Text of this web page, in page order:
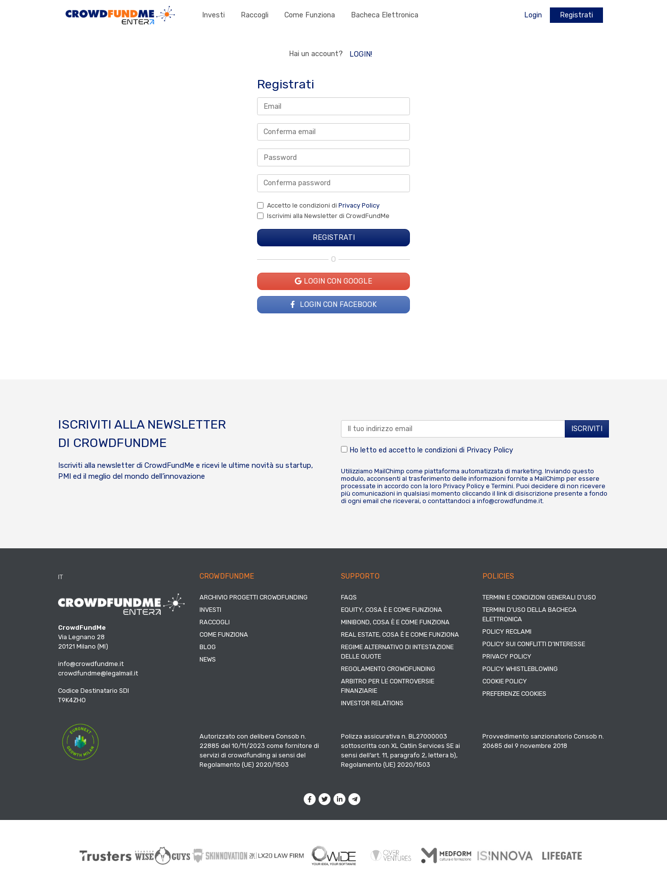
Investi Raccogli Come Funziona Bacheca Elettronica Login Registrati
Hai un account? LOGIN!
Registrati
Accetto le condizioni di Privacy Policy
Iscrivimi alla Newsletter di CrowdFundMe
O
LOGIN CON GOOGLE
LOGIN CON FACEBOOK
ISCRIVITI ALLA NEWSLETTER
DI CROWDFUNDME
Iscriviti alla newsletter di CrowdFundMe e ricevi le ultime novità su startup,
PMI ed il meglio del mondo dell’innovazione
Ho letto ed accetto le condizioni di Privacy Policy
Utilizziamo MailChimp come piattaforma automatizzata di marketing. Inviando questo
modulo, acconsenti al trasferimento delle informazioni fornite a MailChimp per essere
processate in accordo con la loro Privacy Policy e Termini. Puoi decidere di non ricevere
più comunicazioni in qualsiasi momento cliccando il link di disiscrizione presente a fondo
di ogni email che riceverai, o contattandoci a info@crowdfundme.it.
IT
CrowdFundMe
Via Legnano 28
20121 Milano (MI)
info@crowdfundme.it
crowdfundme@legalmail.it
Codice Destinatario SDI
T9K4ZHO
CROWDFUNDME
ARCHIVIO PROGETTI CROWDFUNDING
INVESTI
RACCOGLI
COME FUNZIONA
BLOG
NEWS
SUPPORTO
FAQS
EQUITY, COSA È E COME FUNZIONA
MINIBOND, COSA È E COME FUNZIONA
REAL ESTATE, COSA È E COME FUNZIONA
REGIME ALTERNATIVO DI INTESTAZIONE
DELLE QUOTE
REGOLAMENTO CROWDFUNDING
ARBITRO PER LE CONTROVERSIE
FINANZIARIE
INVESTOR RELATIONS
POLICIES
TERMINI E CONDIZIONI GENERALI D’USO
TERMINI D’USO DELLA BACHECA
ELETTRONICA
POLICY RECLAMI
POLICY SUI CONFLITTI D’INTERESSE
PRIVACY POLICY
POLICY WHISTLEBLOWING
COOKIE POLICY
PREFERENZE COOKIES
Autorizzato con delibera Consob n.
22885 del 10/11/2023 come fornitore di
servizi di crowdfunding ai sensi del
Regolamento (UE) 2020/1503
Polizza assicurativa n. BL27000003
sottoscritta con XL Catlin Services SE ai
sensi dell’art. 11, paragrafo 2, lettera b),
Regolamento (UE) 2020/1503
Provvedimento sanzionatorio Consob n.
20685 del 9 novembre 2018